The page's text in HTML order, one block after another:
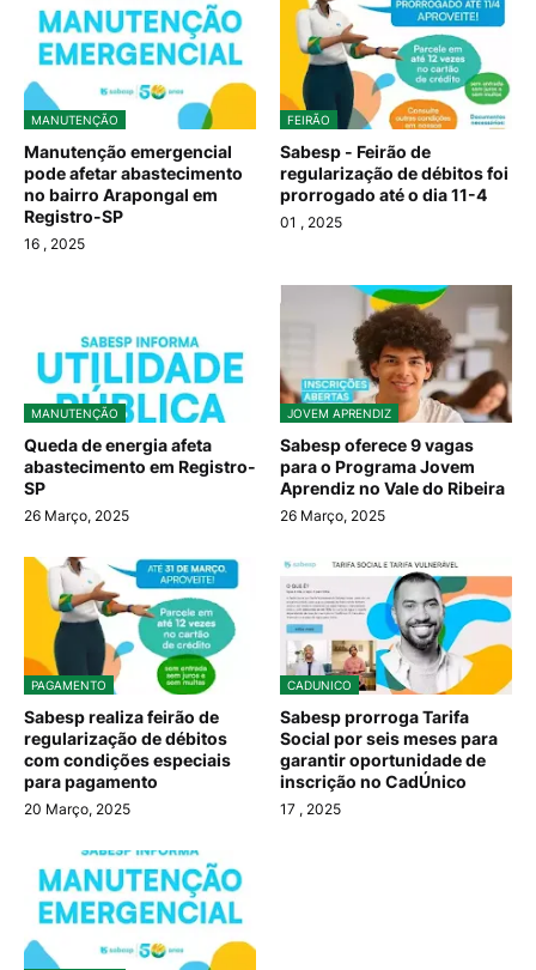
MANUTENÇÃO
Manutenção emergencial
pode afetar abastecimento
no bairro Arapongal em
Registro-SP
16 , 2025
FEIRÃO
Sabesp - Feirão de
regularização de débitos foi
prorrogado até o dia 11-4
01 , 2025
MANUTENÇÃO
Queda de energia afeta
abastecimento em Registro-
SP
26 Março, 2025
JOVEM APRENDIZ
Sabesp oferece 9 vagas
para o Programa Jovem
Aprendiz no Vale do Ribeira
26 Março, 2025
PAGAMENTO
Sabesp realiza feirão de
regularização de débitos
com condições especiais
para pagamento
20 Março, 2025
CADUNICO
Sabesp prorroga Tarifa
Social por seis meses para
garantir oportunidade de
inscrição no CadÚnico
17 , 2025